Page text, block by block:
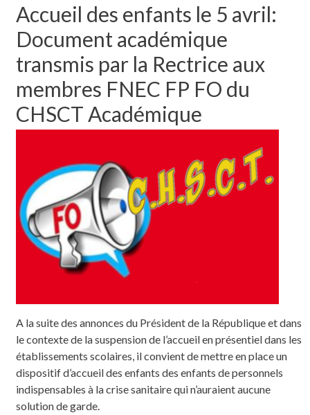
Accueil des enfants le 5 avril:
Document académique
transmis par la Rectrice aux
membres FNEC FP FO du
CHSCT Académique
A la suite des annonces du Président de la République et dans
le contexte de la suspension de l’accueil en présentiel dans les
établissements scolaires, il convient de mettre en place un
dispositif d’accueil des enfants des enfants de personnels
indispensables à la crise sanitaire qui n’auraient aucune
solution de garde.